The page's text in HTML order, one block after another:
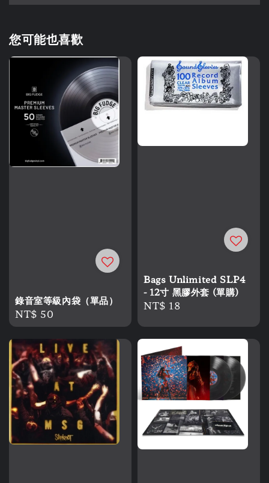
您可能也喜歡
錄音室等級內袋（單品）
Regular
price
NT$ 50
Bags Unlimited SLP4
- 12寸 黑膠外套 (單購)
Regular
NT$ 18